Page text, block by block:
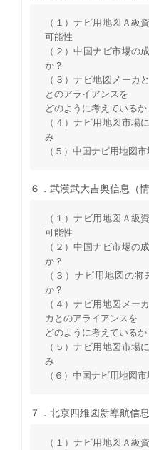
（１）ナビ用地図Ａ級
可能性
（２）中国ナビ市場の
か？
（３）ナビ地図メーカ
とのアライアンスを
どのように考えているか
（４）ナビ用地図市場
み
（５）中国ナビ用地図
６．武漢武大吉奥信息（
（１）ナビ用地図Ａ級
可能性
（２）中国ナビ市場の
か？
（３）ナビ用地図の
か？
（４）ナビ用地図メー
カとのアライアンスを
どのように考えているか
（５）ナビ用地図市場
み
（６）中国ナビ用地図
７．北京四維図新導航信
（１）ナビ用地図Ａ級